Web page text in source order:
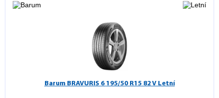
Barum BRAVURIS 6 195/50 R15 82 V Letní